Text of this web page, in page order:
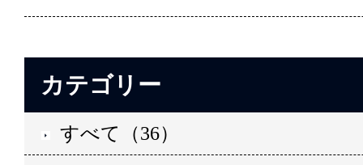
カテゴリー
すべて（36）